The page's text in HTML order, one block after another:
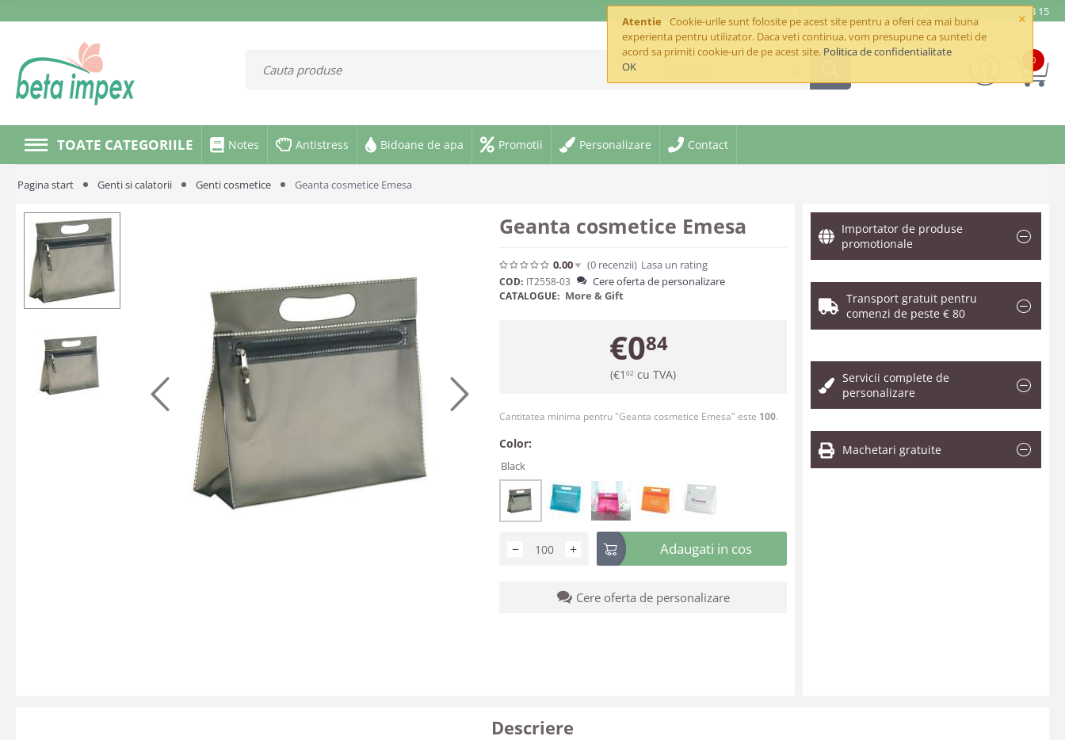
×
Atentie
Cookie-urile sunt folosite pe acest site pentru a oferi cea mai buna
experienta pentru utilizator. Daca veti continua, vom presupune ca sunteti de
acord sa primiti cookie-uri de pe acest site. Politica de confidentialitate
OK
office@betaimpex.ro Mobil: +40 722 287 335 Telefon: +40 21 320 03 15
0
TOATE CATEGORIILE Notes Antistress Bidoane de apa Promotii Personalizare Contact
Pagina start Genti si calatorii Genti cosmetice Geanta cosmetice Emesa
Geanta cosmetice Emesa
0.00 (0 recenzii) Lasa un rating
COD: IT2558-03 Cere oferta de personalizare
CATALOGUE: More & Gift
€084
(€1 02 cu TVA)
Cantitatea minima pentru "Geanta cosmetice Emesa" este 100.
Color:
Black
+
− Adaugati in cos
Cere oferta de personalizare
Importator de produse
promotionale
Transport gratuit pentru
comenzi de peste € 80
Servicii complete de
personalizare
Machetari gratuite
Descriere